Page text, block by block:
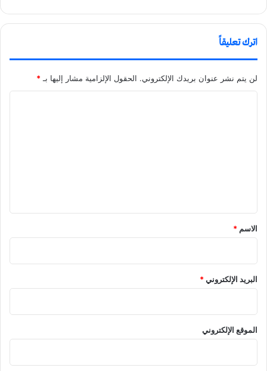
اترك تعليقاً
لن يتم نشر عنوان بريدك الإلكتروني. الحقول الإلزامية مشار إليها بـ*
الاسم *
البريد الإلكتروني*
الموقع الإلكتروني